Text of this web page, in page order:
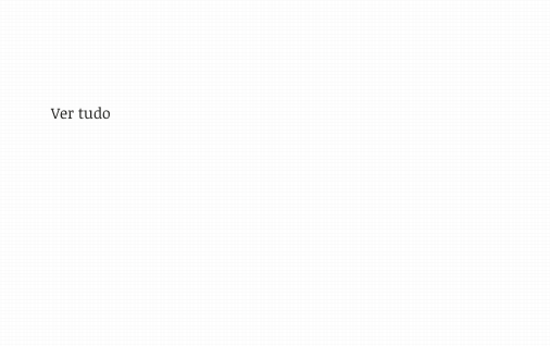
Ver tudo